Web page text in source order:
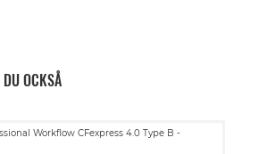
OCKSÅ
Workflow CFexpress 4.0 Type B -